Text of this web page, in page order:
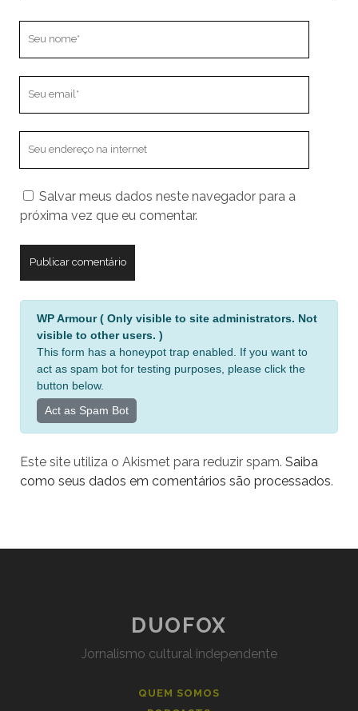
seu
site
Salvar meus dados neste navegador para a
próxima vez que eu comentar.
i
v
WP Armour ( Only visible to site administrators. Not
visible to other users. )
This form has a honeypot trap enabled. If you want to
act as spam bot for testing purposes, please click the
button below.
Act as Spam Bot
Este site utiliza o Akismet para reduzir spam. Saiba
como seus dados em comentários são processados.
DUOFOX
Jornalismo cultural independente
QUEM SOMOS